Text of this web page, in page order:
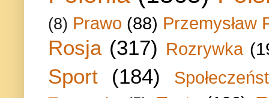
(8) Prawo (88) Przemysław
Rosja (317) Rozrywka
Sport (184)